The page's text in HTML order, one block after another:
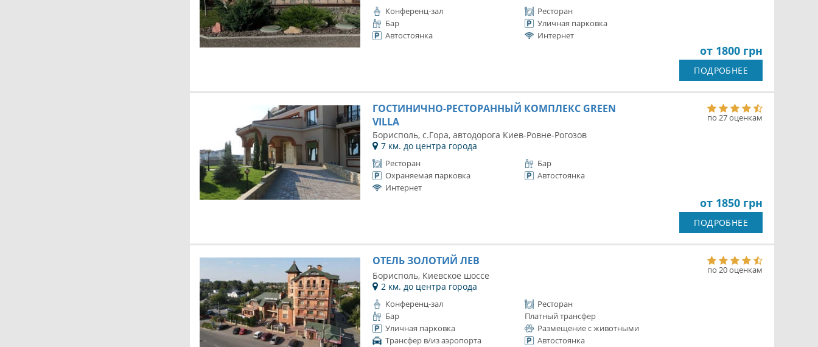
Конференц-зал
Ресторан
Бар
Уличная парковка
Автостоянка
Интернет
от 1800 грн
ПОДРОБНЕЕ
ГОСТИНИЧНО-РЕСТОРАННЫЙ КОМПЛЕКС GREEN
VILLA
по 27 оценкам
Борисполь, с.Гора, автодорога Киев-Ровне-Рогозов
7 км. до центра города
Ресторан
Бар
Охраняемая парковка
Автостоянка
Интернет
от 1850 грн
ПОДРОБНЕЕ
ОТЕЛЬ ЗОЛОТИЙ ЛЕВ
по 20 оценкам
Борисполь, Киевское шоссе
2 км. до центра города
Конференц-зал
Ресторан
Бар
Платный трансфер
Уличная парковка
Размещение с животными
Трансфер в/из аэропорта
Автостоянка